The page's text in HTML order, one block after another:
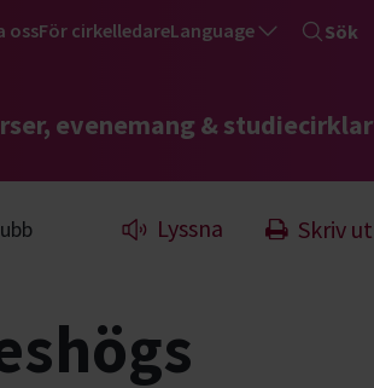
ossFör cirkelledareLanguage Sök
evenemang & studiecirklar
Lyssna Skriv ut